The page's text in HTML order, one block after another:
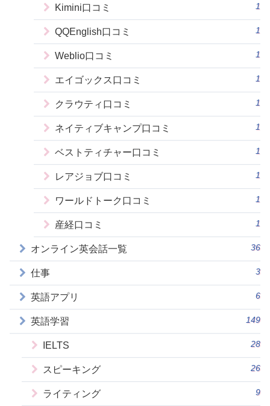
Kimini口コミ 1
QQEnglish口コミ 1
Weblio口コミ 1
エイゴックス口コミ 1
クラウティ口コミ 1
ネイティブキャンプ口コミ 1
ベストティチャー口コミ 1
レアジョブ口コミ 1
ワールドトーク口コミ 1
産経口コミ 1
オンライン英会話一覧 36
仕事 3
英語アプリ 6
英語学習 149
IELTS 28
スピーキング 26
ライティング 9